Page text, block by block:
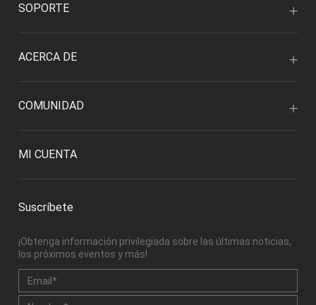
SOPORTE
ACERCA DE
COMUNIDAD
MI CUENTA
Suscríbete
¡Obtenga información privilegiada sobre las últimas noticias,
los próximos eventos y más!